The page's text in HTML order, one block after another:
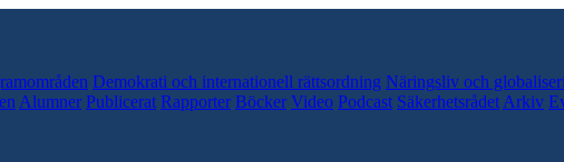
Demokrati och internationell rättsordning Näringsliv och
Alumner Publicerat Rapporter Böcker Video Podcast Säkerhetsrådet Arkiv